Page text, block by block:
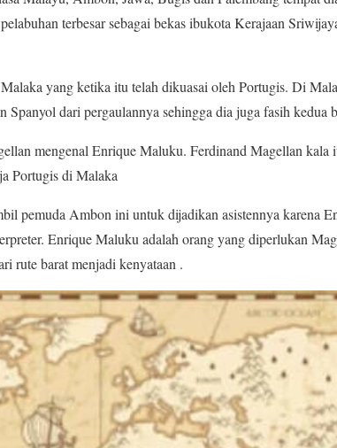
terbesar sebagai bekas ibukota Kerajaan
yang ketika itu telah dikuasai oleh Portugis. Di
Spanyol dari pergaulannya sehingga dia juga fasih kedua
mengenal Enrique Maluku. Ferdinand Magellan kala
Portugis di Malaka
pemuda Ambon ini untuk dijadikan asistennya karena
Enrique Maluku adalah orang yang diperlukan
rute barat menjadi kenyataan .